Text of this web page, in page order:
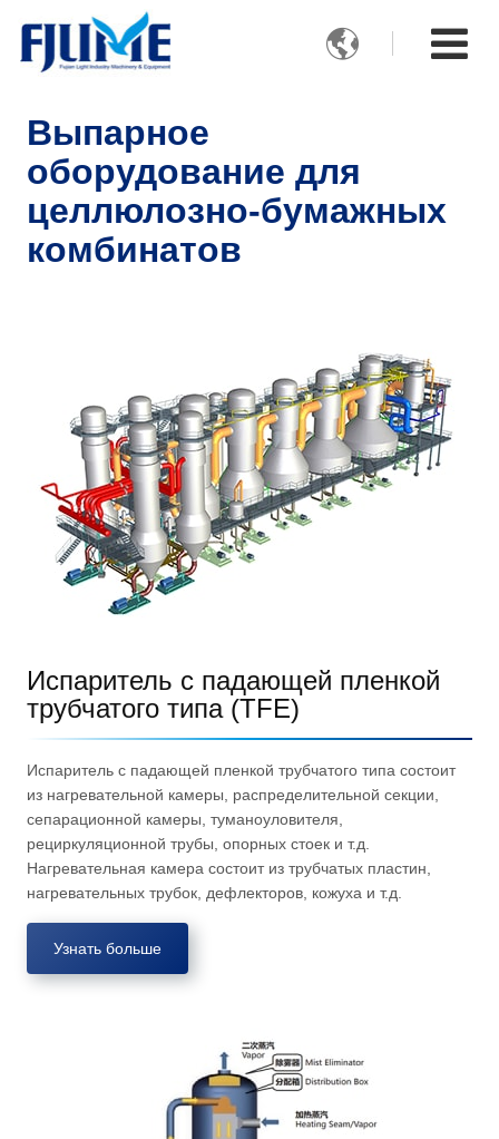

Выпарное
оборудование для
целлюлозно-бумажных
комбинатов
Испаритель с падающей пленкой
трубчатого типа (TFE)
Испаритель с падающей пленкой трубчатого типа состоит
из нагревательной камеры, распределительной секции,
сепарационной камеры, туманоуловителя,
рециркуляционной трубы, опорных стоек и т.д.
Нагревательная камера состоит из трубчатых пластин,
нагревательных трубок, дефлекторов, кожуха и т.д.
Узнать больше